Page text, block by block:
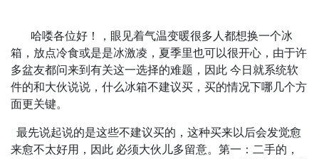
哈喽各位好！，眼见着气温变暖很多人都想换一个冰
箱，放点冷食或是是冰激凌，夏季里也可以很开心，由于许
多盆友都问来到有关这一选择的难题，因此 今日就系统软
件的和大伙说说，什么冰箱不建议买，买的情况下哪几个方
面更关键。
最先说起说的是这些不建议买的，这种买来以后会发觉愈
来愈不太好用，因此 必须大伙儿多留意。第一：二手的，